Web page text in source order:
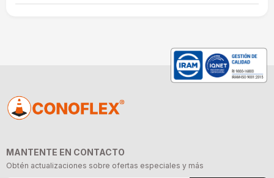
MANTENTE EN CONTACTO
Obtén actualizaciones sobre ofertas especiales y más